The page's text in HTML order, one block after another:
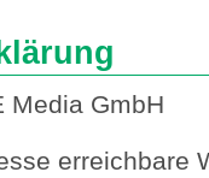
Media GmbH
erreichbare